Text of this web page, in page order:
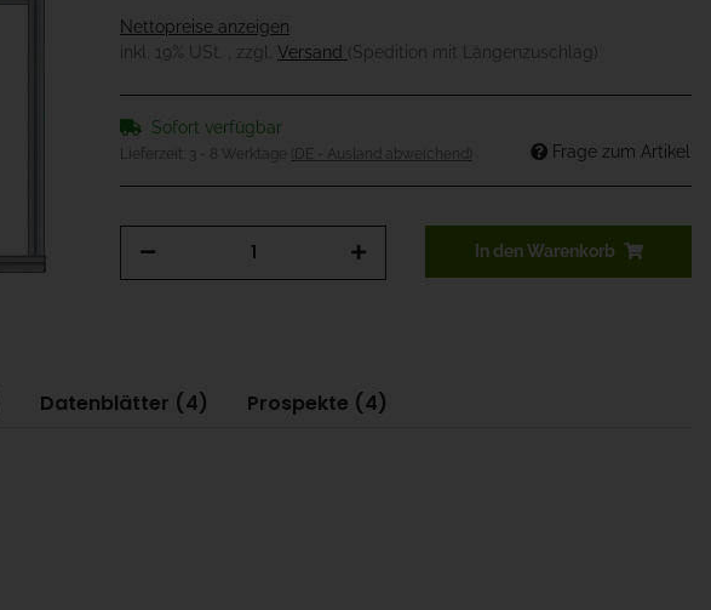
Nettopreise anzeigen
inkl. 19% USt. , zzgl. Versand (Spedition mit Längenzuschlag)
Sofort verfügbar
Lieferzeit: 3 - 8 Werktage (DE - Ausland abweichend) Frage zum Artikel
In den Warenkorb
Datenblätter (4) Prospekte (4)